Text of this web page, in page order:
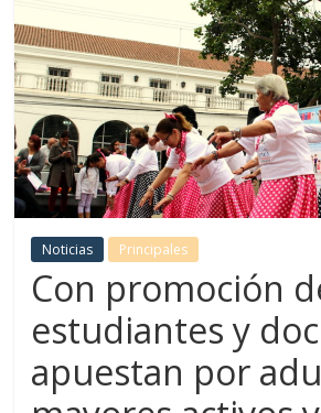
Noticias Principales
Con promoción
estudiantes y
apuestan por